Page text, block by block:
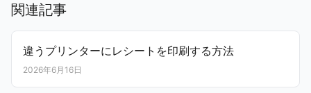
関連記事
違うプリンターにレシートを印刷する方法
2026年6月16日